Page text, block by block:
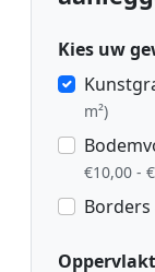
Kies uw
m²)
€10,00 -